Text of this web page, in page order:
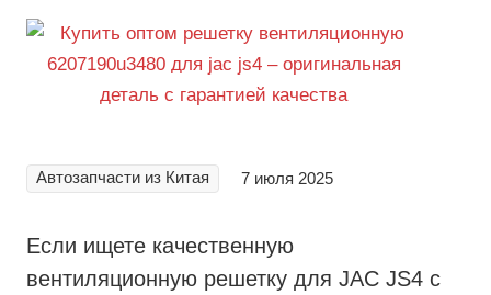
Автозапчасти из Китая 7 июля 2025
Если ищете качественную
вентиляционную решетку для JAC JS4 с